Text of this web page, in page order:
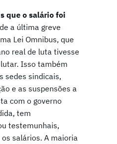
que o salário foi
a última greve
Lei Omnibus, que
real de luta tivesse
Isso também
sedes sindicais,
e as suspensões a
com o governo
tem
testemunhais,
salários. A maioria